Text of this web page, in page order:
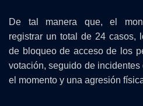
De tal manera que, el
registrar un total de 24 casos,
de bloqueo de acceso de los
votación, seguido de
el momento y una agresión